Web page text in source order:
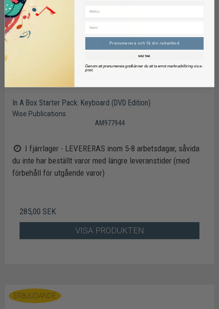
In A Box Starter Pack: Keyboard (DVD Edition)
Wise Publications
AM977944
I fjärrlager - LEVERERAS inom 5-8 arbetsdagar, såvida
du inte har beställt varor med längre leveranstider (med
förbehåll för utgående varor)
285,00 SEK
VISA PRODUKTEN
ERBJUDANDE
Prenumerera och få din rabattkod
NEJ TAK
Genom att prenumerera godkänner du att ta emot marknadsföring via e-
post.